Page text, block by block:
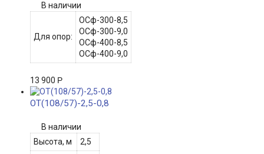
В наличии
Для опор:
ОСф-300-8,5
ОСф-300-9,0
ОСф-400-8,5
ОСф-400-9,0
13 900 Р
ОТ(108/57)-2,5-0,8
В наличии
Высота, м
2,5